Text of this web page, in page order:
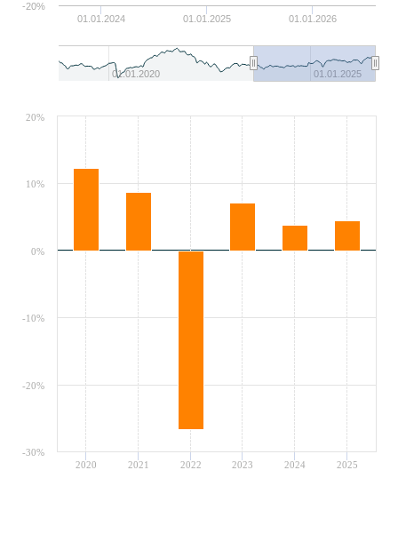
01.01.2024 01.01.2025 01.01.2026
01.01.2020 01.01.2025
-20%
2020 2021 2022 2023 2024 2025
-30%
-20%
-10%
0%
10%
20%